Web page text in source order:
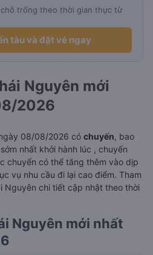
chỗ trống theo thời gian thực từ
tàu và đặt vé ngay
Nguyên mới
2026
08/08/2026 có chuyến, bao
nhất khởi hành lúc , chuyến
chuyến có thể tăng thêm vào dịp
vụ nhu cầu đi lại cao điểm. Tham
Nguyên chi tiết cập nhật theo thời
Nguyên mới nhất